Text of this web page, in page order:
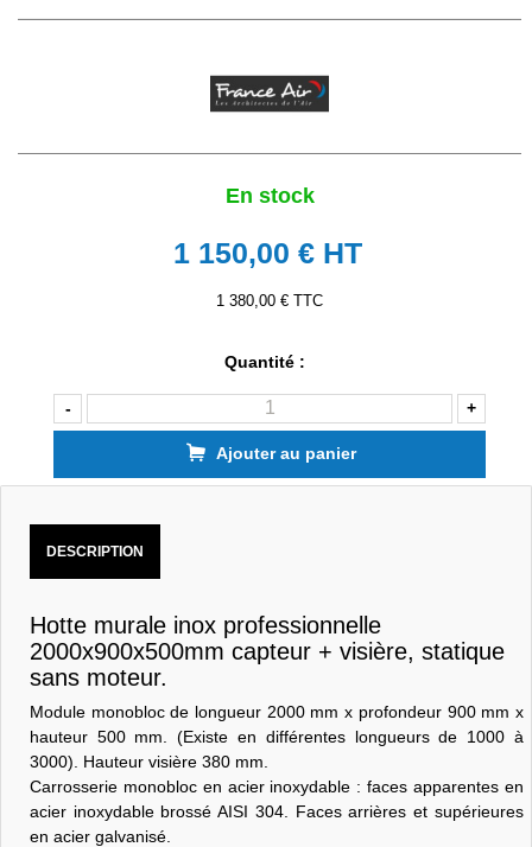
En stock
1 150,00 € HT
1 380,00 € TTC
Quantité :
- +
Ajouter au panier
DESCRIPTION
Hotte murale inox professionnelle
2000x900x500mm capteur + visière, statique
sans moteur.
Module monobloc de longueur 2000 mm x profondeur 900 mm x
hauteur 500 mm. (Existe en différentes longueurs de 1000 à
3000). Hauteur visière 380 mm.
Carrosserie monobloc en acier inoxydable : faces apparentes en
acier inoxydable brossé AISI 304. Faces arrières et supérieures
en acier galvanisé.